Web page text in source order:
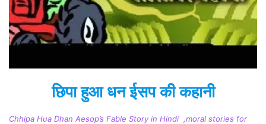
छिपा हुआ धन ईसप की कहानी
Chhipa Hua Dhan Aesop’s Fable Story in Hindi ,moral stories for